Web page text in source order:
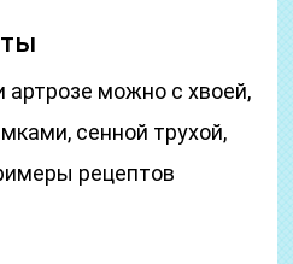
артрозе можно с хвоей,
сенной трухой,
рецептов